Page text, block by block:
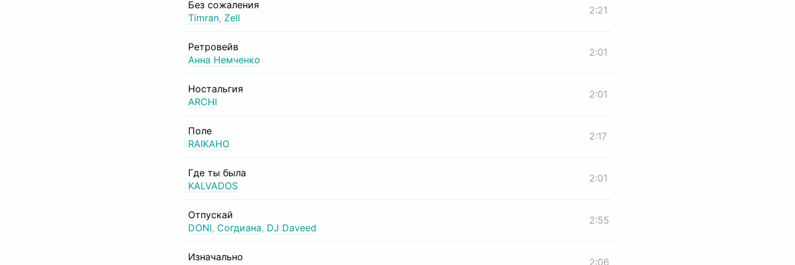
Без сожаления
Timran, Zell
2:21
Ретровейв
Анна Немченко
2:01
Ностальгия
ARCHI
2:01
Поле
RAIKAHO
2:17
Где ты была
KALVADOS
2:01
Отпускай
DONI, Согдиана, DJ Daveed
2:55
Изначально
2:06